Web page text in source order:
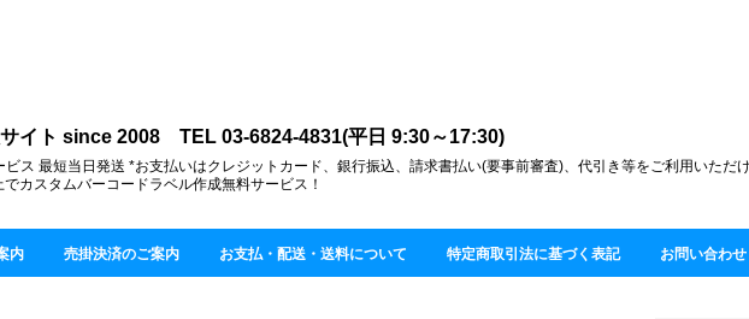
サイト since 2008 TEL 03-6824-4831(平日 9:30～17:30)
ス 最短当日発送 *お支払いはクレジットカード、銀行振込、請求書払い(要事前審査)、代引き等をご利用いただ
スタムバーコードラベル作成無料サービス！
内 売掛決済のご案内 お支払・配送・送料について 特定商取引法に基づく表記 お問い合わせ